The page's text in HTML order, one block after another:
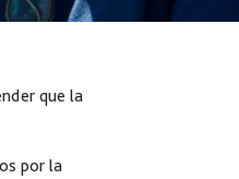
que la
por la